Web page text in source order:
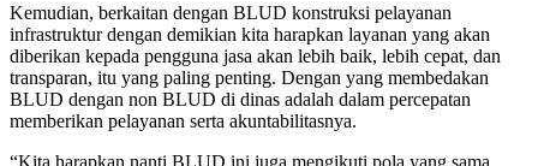
Kemudian, berkaitan dengan BLUD konstruksi pelayanan
infrastruktur dengan demikian kita harapkan layanan yang akan
diberikan kepada pengguna jasa akan lebih baik, lebih cepat, dan
transparan, itu yang paling penting. Dengan yang membedakan
BLUD dengan non BLUD di dinas adalah dalam percepatan
memberikan pelayanan serta akuntabilitasnya.
“Kita harapkan nanti BLUD ini juga mengikuti pola yang sama